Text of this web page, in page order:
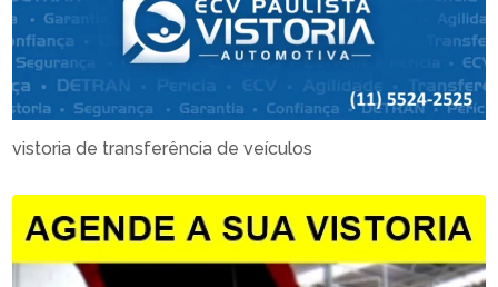
vistoria de transferência de veículos